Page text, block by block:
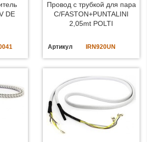
DE
Провод с трубкой для пара
C/FASTON+PUNTALINI
2,05mt POLTI
Артикул IRN920UN